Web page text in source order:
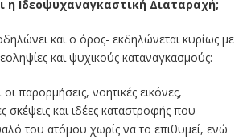
η Ιδεοψυχαναγκαστική Διαταραχή;
και ο όρος- εκδηλώνεται κυρίως με
και ψυχικούς καταναγκασμούς:
οι παρορμήσεις, νοητικές εικόνες,
σκέψεις και ιδέες καταστροφής που
του ατόμου χωρίς να το επιθυμεί, ενώ